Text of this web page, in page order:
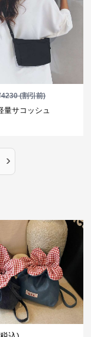
4230(割引前)
量サコッシュ
›